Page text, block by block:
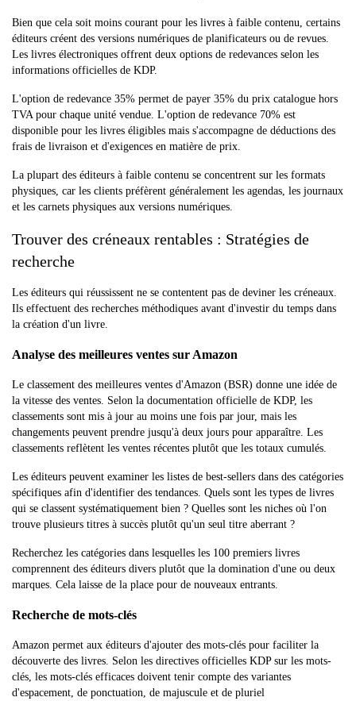
Bien que cela soit moins courant pour les livres à faible contenu, certains
éditeurs créent des versions numériques de planificateurs ou de revues.
Les livres électroniques offrent deux options de redevances selon les
informations officielles de KDP.
L'option de redevance 35% permet de payer 35% du prix catalogue hors
TVA pour chaque unité vendue. L'option de redevance 70% est
disponible pour les livres éligibles mais s'accompagne de déductions des
frais de livraison et d'exigences en matière de prix.
La plupart des éditeurs à faible contenu se concentrent sur les formats
physiques, car les clients préfèrent généralement les agendas, les journaux
et les carnets physiques aux versions numériques.
Trouver des créneaux rentables : Stratégies de
recherche
Les éditeurs qui réussissent ne se contentent pas de deviner les créneaux.
Ils effectuent des recherches méthodiques avant d'investir du temps dans
la création d'un livre.
Analyse des meilleures ventes sur Amazon
Le classement des meilleures ventes d'Amazon (BSR) donne une idée de
la vitesse des ventes. Selon la documentation officielle de KDP, les
classements sont mis à jour au moins une fois par jour, mais les
changements peuvent prendre jusqu'à deux jours pour apparaître. Les
classements reflètent les ventes récentes plutôt que les totaux cumulés.
Les éditeurs peuvent examiner les listes de best-sellers dans des catégories
spécifiques afin d'identifier des tendances. Quels sont les types de livres
qui se classent systématiquement bien ? Quelles sont les niches où l'on
trouve plusieurs titres à succès plutôt qu'un seul titre aberrant ?
Recherchez les catégories dans lesquelles les 100 premiers livres
comprennent des éditeurs divers plutôt que la domination d'une ou deux
marques. Cela laisse de la place pour de nouveaux entrants.
Recherche de mots-clés
Amazon permet aux éditeurs d'ajouter des mots-clés pour faciliter la
découverte des livres. Selon les directives officielles KDP sur les mots-
clés, les mots-clés efficaces doivent tenir compte des variantes
d'espacement, de ponctuation, de majuscule et de pluriel